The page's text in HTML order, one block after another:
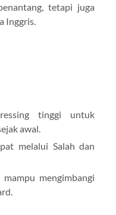
tetapi juga
Inggris.
tinggi untuk
awal.
melalui Salah dan
mengimbangi